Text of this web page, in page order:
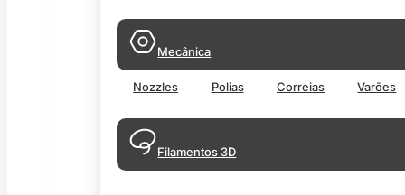
Mecânica
Nozzles Polias Correias Varões
Filamentos 3D